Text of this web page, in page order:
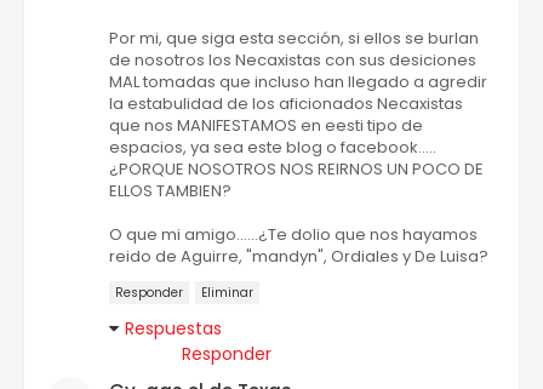
Por mi, que siga esta sección, si ellos se burlan
de nosotros los Necaxistas con sus desiciones
MAL tomadas que incluso han llegado a agredir
la estabulidad de los aficionados Necaxistas
que nos MANIFESTAMOS en eesti tipo de
espacios, ya sea este blog o facebook.....
¿PORQUE NOSOTROS NOS REIRNOS UN POCO DE
ELLOS TAMBIEN?
O que mi amigo......¿Te dolio que nos hayamos
reido de Aguirre, "mandyn", Ordiales y De Luisa?
Responder Eliminar
Respuestas
Responder